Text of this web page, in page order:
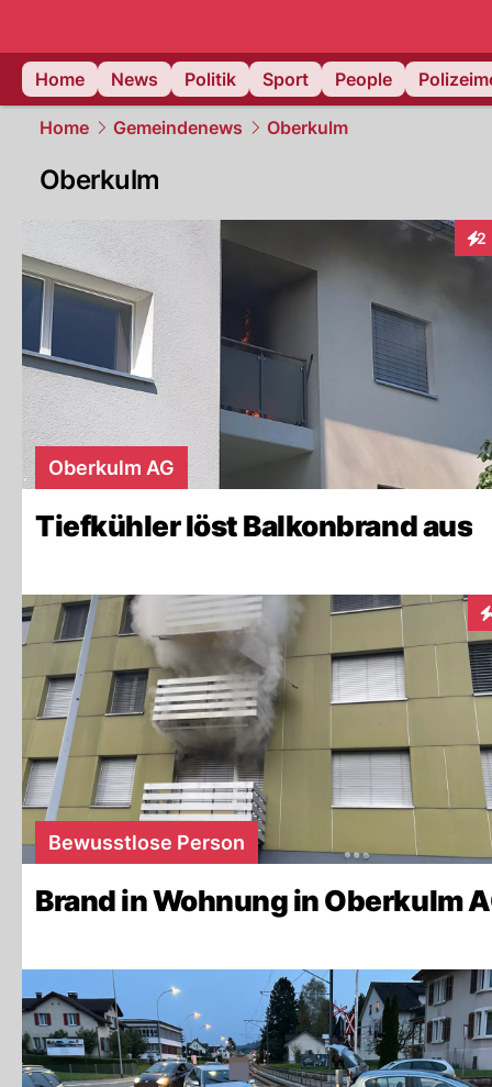
Home
News Politik Sport People
Home Gemeindenews Oberkulm
Oberkulm
2
Oberkulm AG
Tiefkühler löst Balkonbrand aus
Bewusstlose Person
Brand in Wohnung in Oberkulm